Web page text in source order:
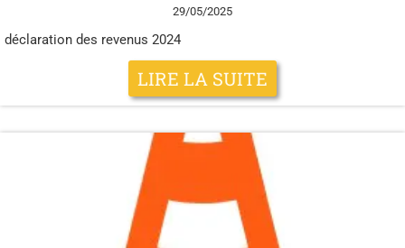
29/05/2025
déclaration des revenus 2024
LIRE LA SUITE